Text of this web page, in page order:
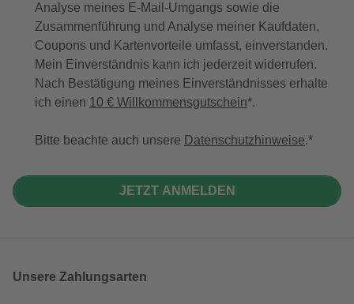
Analyse meines E-Mail-Umgangs sowie die
Zusammenführung und Analyse meiner Kaufdaten,
Coupons und Kartenvorteile umfasst, einverstanden.
Mein Einverständnis kann ich jederzeit widerrufen.
Nach Bestätigung meines Einverständnisses erhalte
ich einen 10 € Willkommensgutschein*.
Bitte beachte auch unsere Datenschutzhinweise.
JETZT ANMELDEN
Unsere Zahlungsarten